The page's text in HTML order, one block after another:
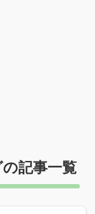
の記事一覧